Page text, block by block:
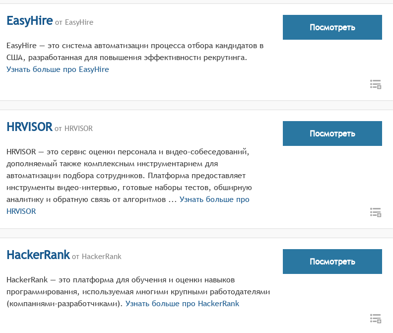
EasyHireот EasyHire
EasyHire — это система автоматизации процесса отбора кандидатов в
США, разработанная для повышения эффективности рекрутинга.
Узнать больше про EasyHire
Посмотреть
HRVISORот HRVISOR
HRVISOR — это сервис оценки персонала и видео-собеседований,
дополняемый также комплексным инструментарием для
автоматизации подбора сотрудников. Платформа предоставляет
инструменты видео-интервью, готовые наборы тестов, обширную
аналитику и обратную связь от алгоритмов ... Узнать больше про
HRVISOR
Посмотреть
HackerRankот HackerRank
HackerRank — это платформа для обучения и оценки навыков
программирования, используемая многими крупными работодателями
(компаниями-разработчиками). Узнать больше про HackerRank
Посмотреть